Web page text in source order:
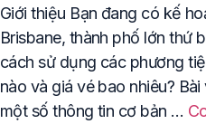
Giới thiệu Bạn đang có kế
Brisbane, thành phố lớn thứ
cách sử dụng các phương
nào và giá vé bao nhiêu?
một số thông tin cơ bản …